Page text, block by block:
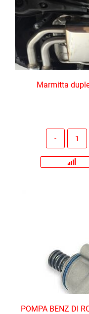
Marmitta
POMPA BENZ DI